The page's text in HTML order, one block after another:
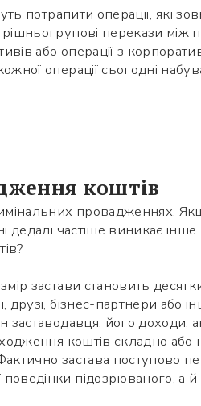
потрапити операції, які
перекази між
або операції з
операції сьогодні
коштів
провадженнях.
дедалі частіше виникає
застави становить
бізнес-партнери або
заставодавця, його доходи,
коштів складно
застава поступово
підозрюваного, а й
смартфон щоб
чого зможете